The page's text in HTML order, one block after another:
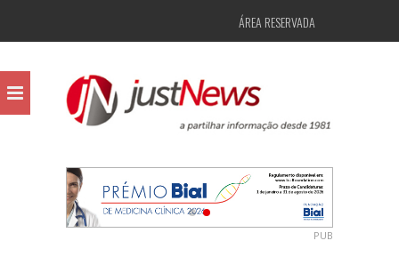
ÁREA RESERVADA
PUB